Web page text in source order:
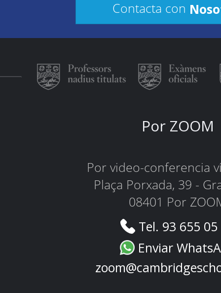
Contacta con
Por ZOOM
Por video-conferencia
Plaça Porxada, 39 -
08401 Por
Tel. 93 655
Enviar